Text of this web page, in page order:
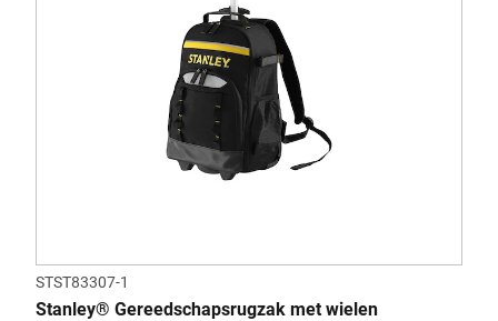
STST83307-1
Stanley® Gereedschapsrugzak met wielen